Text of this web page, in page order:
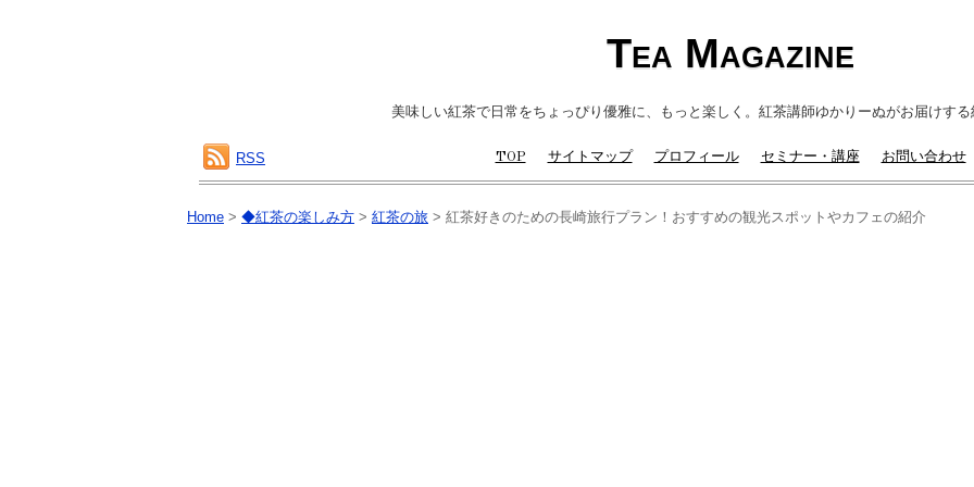
Tea Magazine
美味しい紅茶で日常をちょっぴり優雅に、もっと楽しく。紅茶講師ゆかりーぬがお届けす
TOP サイトマップ プロフィール セミナー・講座 お問い合わせ
RSS
Home > ◆紅茶の楽しみ方 > 紅茶の旅 > 紅茶好きのための長崎旅行プラン！おすすめの観光スポットやカフェの紹介